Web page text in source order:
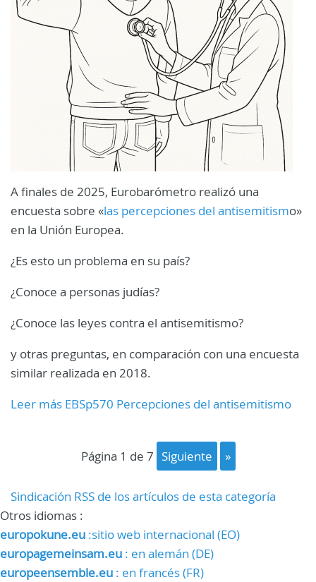
A finales de 2025, Eurobarómetro realizó una
encuesta sobre «las percepciones del antisemitismo»
en la Unión Europea.
¿Es esto un problema en su país?
¿Conoce a personas judías?
¿Conoce las leyes contra el antisemitismo?
y otras preguntas, en comparación con una encuesta
similar realizada en 2018.
Leer más EBSp570 Percepciones del antisemitismo
página 1 de 7 siguiente »
Sindicación RSS de los artículos de esta categoría
Otros idiomas :
europokune.eu :sitio web internacional (EO)
europagemeinsam.eu : en alemán (DE)
europeensemble.eu : en francés (FR)